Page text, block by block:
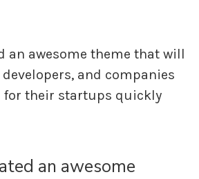
an awesome theme that will
and companies
for their startups quickly
an awesome